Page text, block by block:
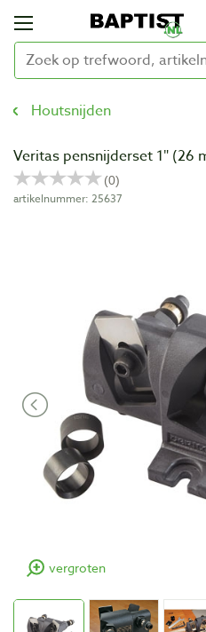
Houtsnijden
Veritas pensnijderset 1″ (26
artikelnummer: 25637
vergroten